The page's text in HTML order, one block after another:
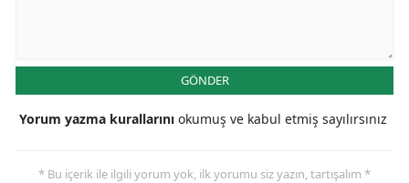
İstanbul
GÖNDER
Yorum yazma kurallarını okumuş ve kabul etmiş sayılırsınız
* Bu içerik ile ilgili yorum yok, ilk yorumu siz yazın, tartışalım *